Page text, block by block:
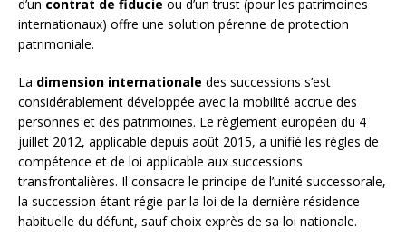
d’un contrat de fiducie ou d’un trust (pour les patrimoines
internationaux) offre une solution pérenne de protection
patrimoniale.
La dimension internationale des successions s’est
considérablement développée avec la mobilité accrue des
personnes et des patrimoines. Le règlement européen du 4
juillet 2012, applicable depuis août 2015, a unifié les règles de
compétence et de loi applicable aux successions
transfrontalières. Il consacre le principe de l’unité successorale,
la succession étant régie par la loi de la dernière résidence
habituelle du défunt, sauf choix exprès de sa loi nationale.